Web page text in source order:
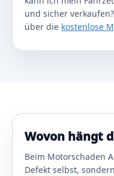
und sicher
über die kostenlose
Wovon hängt
Beim Motorschaden
Defekt selbst,